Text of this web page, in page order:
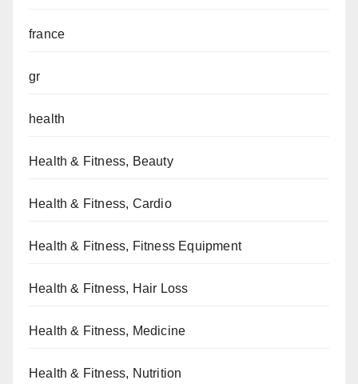
france
gr
health
Health & Fitness, Beauty
Health & Fitness, Cardio
Health & Fitness, Fitness Equipment
Health & Fitness, Hair Loss
Health & Fitness, Medicine
Health & Fitness, Nutrition